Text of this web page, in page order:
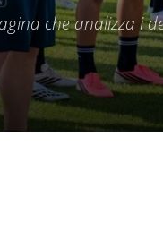
che analizza i